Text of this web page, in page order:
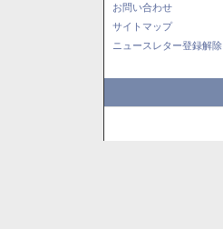
お問い合わせ
サイトマップ
ニュースレター登録解除